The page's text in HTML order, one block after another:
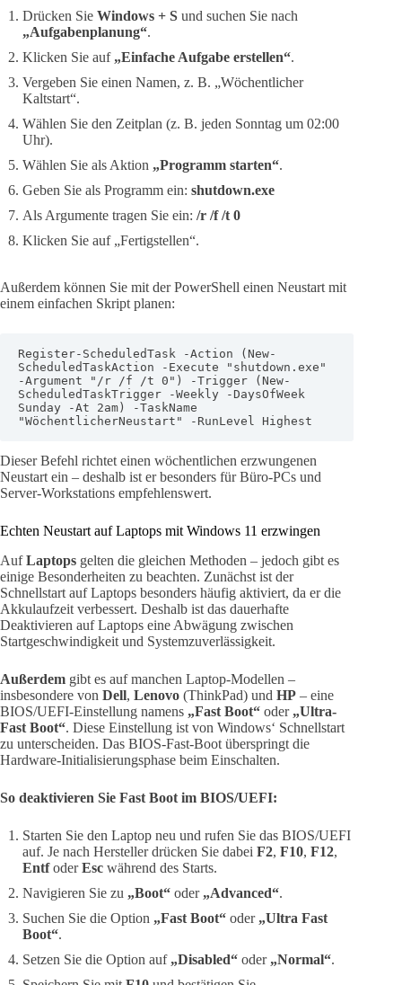
Drücken Sie Windows + S und suchen Sie nach
„Aufgabenplanung“.
Klicken Sie auf „Einfache Aufgabe erstellen“.
Vergeben Sie einen Namen, z. B. „Wöchentlicher
Kaltstart“.
Wählen Sie den Zeitplan (z. B. jeden Sonntag um 02:00
Uhr).
Wählen Sie als Aktion „Programm starten“.
Geben Sie als Programm ein: shutdown.exe
Als Argumente tragen Sie ein: /r /f /t 0
Klicken Sie auf „Fertigstellen“.
Außerdem können Sie mit der PowerShell einen Neustart mit
einem einfachen Skript planen:
Register-ScheduledTask -Action (New-
ScheduledTaskAction -Execute "shutdown.exe"
-Argument "/r /f /t 0") -Trigger (New-
ScheduledTaskTrigger -Weekly -DaysOfWeek
Sunday -At 2am) -TaskName
"WöchentlicherNeustart" -RunLevel Highest
Dieser Befehl richtet einen wöchentlichen erzwungenen
Neustart ein – deshalb ist er besonders für Büro-PCs und
Server-Workstations empfehlenswert.
Echten Neustart auf Laptops mit Windows 11 erzwingen
AufLaptops gelten die gleichen Methoden – jedoch gibt es
einige Besonderheiten zu beachten. Zunächst ist der
Schnellstart auf Laptops besonders häufig aktiviert, da er die
Akkulaufzeit verbessert. Deshalb ist das dauerhafte
Deaktivieren auf Laptops eine Abwägung zwischen
Startgeschwindigkeit und Systemzuverlässigkeit.
Außerdem gibt es auf manchen Laptop-Modellen –
insbesondere von Dell, Lenovo (ThinkPad) und HP – eine
BIOS/UEFI-Einstellung namens „Fast Boot“ oder „Ultra-
Fast Boot“. Diese Einstellung ist von Windows‘ Schnellstart
zu unterscheiden. Das BIOS-Fast-Boot überspringt die
Hardware-Initialisierungsphase beim Einschalten.
So deaktivieren Sie Fast Boot im BIOS/UEFI:
Starten Sie den Laptop neu und rufen Sie das BIOS/UEFI
auf. Je nach Hersteller drücken Sie dabei F2, F10, F12,
EntfoderEsc während des Starts.
Navigieren Sie zu „Boot“ oder „Advanced“.
Suchen Sie die Option „Fast Boot“ oder „Ultra Fast
Boot“.
Setzen Sie die Option auf „Disabled“ oder „Normal“.